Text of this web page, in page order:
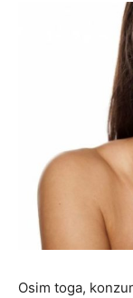
Osim toga,